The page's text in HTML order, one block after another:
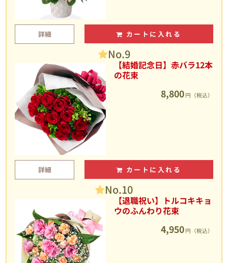
詳細 カートに入れる
No.9
【結婚記念日】赤バラ12本
の花束
8,800 円（税込）
詳細 カートに入れる
No.10
【退職祝い】トルコキキョ
ウのふんわり花束
4,950 円（税込）